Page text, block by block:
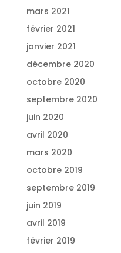
mars 2021
février 2021
janvier 2021
décembre 2020
octobre 2020
septembre 2020
juin 2020
avril 2020
mars 2020
octobre 2019
septembre 2019
juin 2019
avril 2019
février 2019